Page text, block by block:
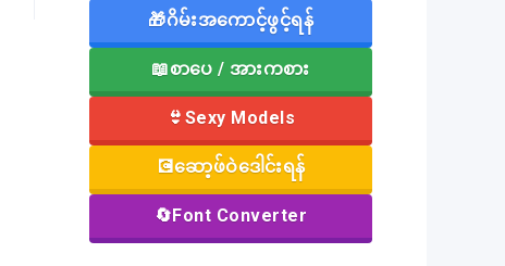
🎁ဂိမ်းအကောင့်ဖွင့်ရန်
📖စာပေ / အားကစား
👙Sexy Models
💽ဆော့ဖ်ဝဲဒေါင်းရန်
🔄Font Converter